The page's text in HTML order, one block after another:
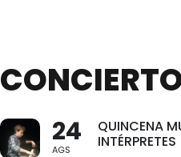
24
AGS
QUINCENA
INTÉRPRETES